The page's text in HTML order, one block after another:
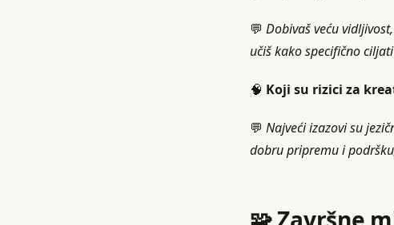
💬 Dobivaš veću
učiš kako specifično
🧠 Koji su rizici za
💬 Najveći izazovi su
dobru pripremu i